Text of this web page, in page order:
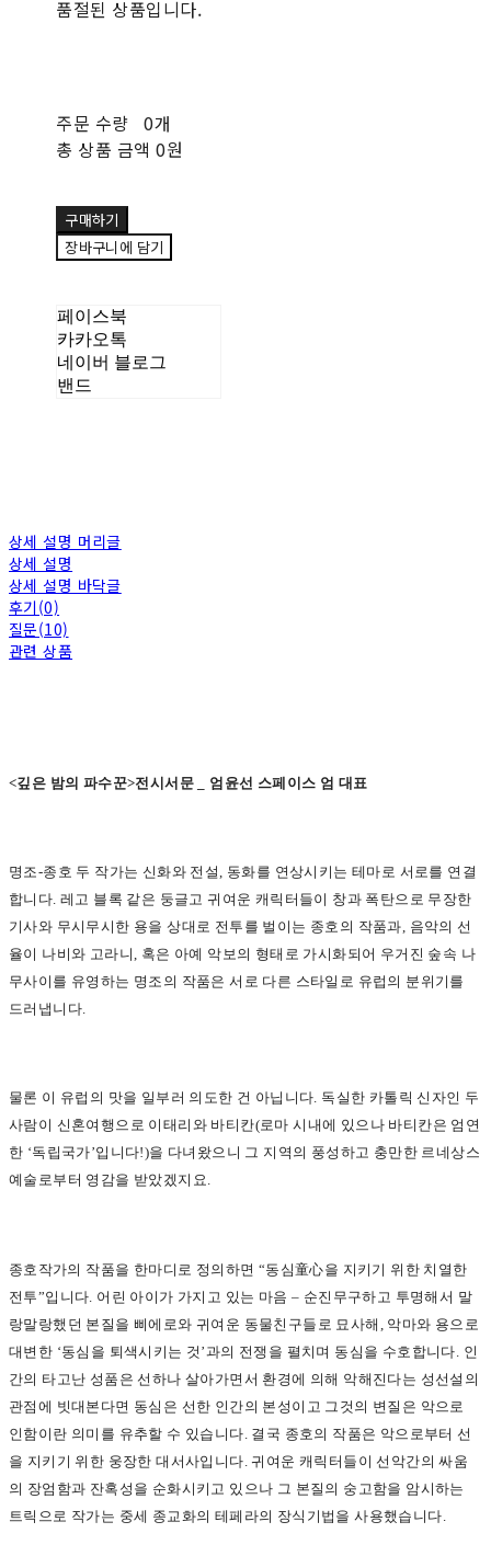
품절된 상품입니다.
주문 수량 0개
총 상품 금액 0원
구매하기
장바구니에 담기
페이스북
카카오톡
네이버 블로그
밴드
상세 설명 머리글
상세 설명
상세 설명 바닥글
후기(0)
질문(10)
관련 상품
<깊은 밤의 파수꾼>전시서문 _ 엄윤선 스페이스 엄 대표
명조-종호 두 작가는 신화와 전설, 동화를 연상시키는 테마로 서로를 연결
합니다. 레고 블록 같은 둥글고 귀여운 캐릭터들이 창과 폭탄으로 무장한
기사와 무시무시한 용을 상대로 전투를 벌이는 종호의 작품과, 음악의 선
율이 나비와 고라니, 혹은 아예 악보의 형태로 가시화되어 우거진 숲속 나
무사이를 유영하는 명조의 작품은 서로 다른 스타일로 유럽의 분위기를
드러냅니다.
물론 이 유럽의 맛을 일부러 의도한 건 아닙니다. 독실한 카톨릭 신자인 두
사람이 신혼여행으로 이태리와 바티칸(로마 시내에 있으나 바티칸은 엄연
한 ‘독립국가’입니다!)을 다녀왔으니 그 지역의 풍성하고 충만한 르네상스
예술로부터 영감을 받았겠지요.
종호작가의 작품을 한마디로 정의하면 “동심童心을 지키기 위한 치열한
전투”입니다. 어린 아이가 가지고 있는 마음 – 순진무구하고 투명해서 말
랑말랑했던 본질을 삐에로와 귀여운 동물친구들로 묘사해, 악마와 용으로
대변한 ‘동심을 퇴색시키는 것’과의 전쟁을 펼치며 동심을 수호합니다. 인
간의 타고난 성품은 선하나 살아가면서 환경에 의해 악해진다는 성선설의
관점에 빗대본다면 동심은 선한 인간의 본성이고 그것의 변질은 악으로
인함이란 의미를 유추할 수 있습니다. 결국 종호의 작품은 악으로부터 선
을 지키기 위한 웅장한 대서사입니다. 귀여운 캐릭터들이 선악간의 싸움
의 장엄함과 잔혹성을 순화시키고 있으나 그 본질의 숭고함을 암시하는
트릭으로 작가는 중세 종교화의 테페라의 장식기법을 사용했습니다.